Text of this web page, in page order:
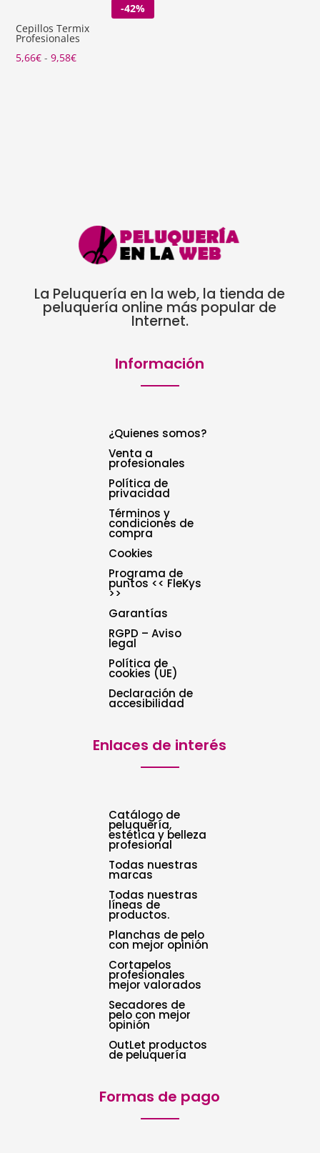
-42%
Cepillos Termix
Profesionales
5,66€ - 9,58€Rango
La Peluquería en la web, la tienda de
peluquería online más popular de
Internet.
Información
¿Quienes somos?
Venta a
profesionales
Política de
privacidad
Términos y
condiciones de
compra
Cookies
Programa de
puntos << FleKys
>>
Garantías
RGPD – Aviso
legal
Política de
cookies (UE)
Declaración de
accesibilidad
Enlaces de interés
Catálogo de
peluquería,
estética y belleza
profesional
Todas nuestras
marcas
Todas nuestras
líneas de
productos.
Planchas de pelo
con mejor opinión
Cortapelos
profesionales
mejor valorados
Secadores de
pelo con mejor
opinión
OutLet productos
de peluquería
Formas de pago